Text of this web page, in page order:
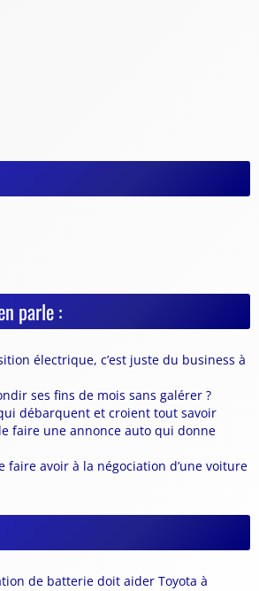
parle :
électrique, c’est juste du business à
ses fins de mois sans galérer ?
débarquent et croient tout savoir
faire une annonce auto qui donne
faire avoir à la négociation d’une voiture
de batterie doit aider Toyota à